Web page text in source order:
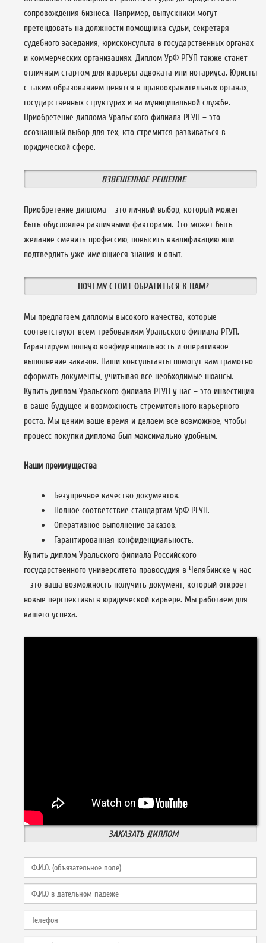
сопровождения бизнеса. Например, выпускники могут
претендовать на должности помощника судьи, секретаря
судебного заседания, юрисконсульта в государственных органах
и коммерческих организациях. Диплом УрФ РГУП также станет
отличным стартом для карьеры адвоката или нотариуса. Юристы
с таким образованием ценятся в правоохранительных органах,
государственных структурах и на муниципальной службе.
Приобретение диплома Уральского филиала РГУП – это
осознанный выбор для тех, кто стремится развиваться в
юридической сфере.
ВЗВЕШЕННОЕ РЕШЕНИЕ
Приобретение диплома – это личный выбор, который может
быть обусловлен различными факторами. Это может быть
желание сменить профессию, повысить квалификацию или
подтвердить уже имеющиеся знания и опыт.
ПОЧЕМУ СТОИТ ОБРАТИТЬСЯ К НАМ?
Мы предлагаем дипломы высокого качества, которые
соответствуют всем требованиям Уральского филиала РГУП.
Гарантируем полную конфиденциальность и оперативное
выполнение заказов. Наши консультанты помогут вам грамотно
оформить документы, учитывая все необходимые нюансы.
Купить диплом Уральского филиала РГУП у нас – это инвестиция
в ваше будущее и возможность стремительного карьерного
роста. Мы ценим ваше время и делаем все возможное, чтобы
процесс покупки диплома был максимально удобным.
Наши преимущества
Безупречное качество документов.
Полное соответствие стандартам УрФ РГУП.
Оперативное выполнение заказов.
Гарантированная конфиденциальность.
Купить диплом Уральского филиала Российского
государственного университета правосудия в Челябинске у нас
– это ваша возможность получить документ, который откроет
новые перспективы в юридической карьере. Мы работаем для
вашего успеха.
ЗАКАЗАТЬ ДИПЛОМ